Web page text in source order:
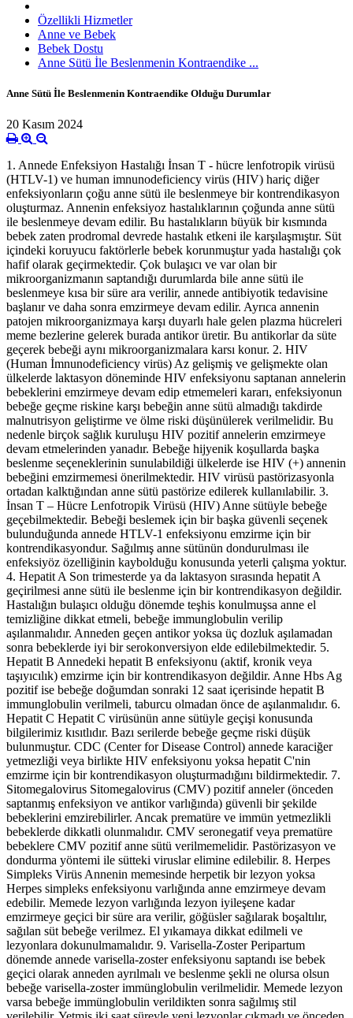
Özellikli Hizmetler
Anne ve Bebek
Bebek Dostu
Anne Sütü İle Beslenmenin Kontraendike ...
Anne Sütü İle Beslenmenin Kontraendike Olduğu Durumlar
20 Kasım 2024
1. Annede Enfeksiyon Hastalığı İnsan T - hücre lenfotropik virüsü
(HTLV-1) ve human imnunodeficiency virüs (HIV) hariç diğer
enfeksiyonların çoğu anne sütü ile beslenmeye bir kontrendikasyon
oluşturmaz. Annenin enfeksiyoz hastalıklarının çoğunda anne sütü
ile beslenmeye devam edilir. Bu hastalıkların büyük bir kısmında
bebek zaten prodromal devrede hastalık etkeni ile karşılaşmıştır. Süt
içindeki koruyucu faktörlerle bebek korunmuştur yada hastalığı çok
hafif olarak geçirmektedir. Çok bulaşıcı ve var olan bir
mikroorganizmanın saptandığı durumlarda bile anne sütü ile
beslenmeye kısa bir süre ara verilir, annede antibiyotik tedavisine
başlanır ve daha sonra emzirmeye devam edilir. Ayrıca annenin
patojen mikroorganizmaya karşı duyarlı hale gelen plazma hücreleri
meme bezlerine gelerek burada antikor üretir. Bu antikorlar da süte
geçerek bebeği aynı mikroorganizmalara karsı konur. 2. HIV
(Human İmnunodeficiency virüs) Az gelişmiş ve gelişmekte olan
ülkelerde laktasyon döneminde HIV enfeksiyonu saptanan annelerin
bebeklerini emzirmeye devam edip etmemeleri kararı, enfeksiyonun
bebeğe geçme riskine karşı bebeğin anne sütü almadığı takdirde
malnutrisyon geliştirme ve ölme riski düşünülerek verilmelidir. Bu
nedenle birçok sağlık kuruluşu HIV pozitif annelerin emzirmeye
devam etmelerinden yanadır. Bebeğe hijyenik koşullarda başka
beslenme seçeneklerinin sunulabildiği ülkelerde ise HIV (+) annenin
bebeğini emzirmemesi önerilmektedir. HIV virüsü pastörizasyonla
ortadan kalktığından anne sütü pastörize edilerek kullanılabilir. 3.
İnsan T – Hücre Lenfotropik Virüsü (HIV) Anne sütüyle bebeğe
geçebilmektedir. Bebeği beslemek için bir başka güvenli seçenek
bulunduğunda annede HTLV-1 enfeksiyonu emzirme için bir
kontrendikasyondur. Sağılmış anne sütünün dondurulması ile
enfeksiyöz özelliğinin kaybolduğu konusunda yeterli çalışma yoktur.
4. Hepatit A Son trimesterde ya da laktasyon sırasında hepatit A
geçirilmesi anne sütü ile beslenme için bir kontrendikasyon değildir.
Hastalığın bulaşıcı olduğu dönemde teşhis konulmuşsa anne el
temizliğine dikkat etmeli, bebeğe immunglobulin verilip
aşılanmalıdır. Anneden geçen antikor yoksa üç dozluk aşılamadan
sonra bebeklerde iyi bir serokonversiyon elde edilebilmektedir. 5.
Hepatit B Annedeki hepatit B enfeksiyonu (aktif, kronik veya
taşıyıcılık) emzirme için bir kontrendikasyon değildir. Anne Hbs Ag
pozitif ise bebeğe doğumdan sonraki 12 saat içerisinde hepatit B
immunglobulin verilmeli, taburcu olmadan önce de aşılanmalıdır. 6.
Hepatit C Hepatit C virüsünün anne sütüyle geçişi konusunda
bilgilerimiz kısıtlıdır. Bazı serilerde bebeğe geçme riski düşük
bulunmuştur. CDC (Center for Disease Control) annede karaciğer
yetmezliği veya birlikte HIV enfeksiyonu yoksa hepatit C'nin
emzirme için bir kontrendikasyon oluşturmadığını bildirmektedir. 7.
Sitomegalovirus Sitomegalovirus (CMV) pozitif anneler (önceden
saptanmış enfeksiyon ve antikor varlığında) güvenli bir şekilde
bebeklerini emzirebilirler. Ancak prematüre ve immün yetmezlikli
bebeklerde dikkatli olunmalıdır. CMV seronegatif veya prematüre
bebeklere CMV pozitif anne sütü verilmemelidir. Pastörizasyon ve
dondurma yöntemi ile sütteki viruslar elimine edilebilir. 8. Herpes
Simpleks Virüs Annenin memesinde herpetik bir lezyon yoksa
Herpes simpleks enfeksiyonu varlığında anne emzirmeye devam
edebilir. Memede lezyon varlığında lezyon iyileşene kadar
emzirmeye geçici bir süre ara verilir, göğüsler sağılarak boşaltılır,
sağılan süt bebeğe verilmez. El yıkamaya dikkat edilmeli ve
lezyonlara dokunulmamalıdır. 9. Varisella-Zoster Peripartum
dönemde annede varisella-zoster enfeksiyonu saptandı ise bebek
geçici olarak anneden ayrılmalı ve beslenme şekli ne olursa olsun
bebeğe varisella-zoster immünglobulin verilmelidir. Memede lezyon
varsa bebeğe immünglobulin verildikten sonra sağılmış stil